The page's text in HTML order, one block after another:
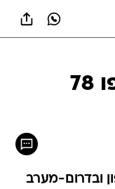
קמרון: הבדלנים חטפו 78
ובדרום-מערב